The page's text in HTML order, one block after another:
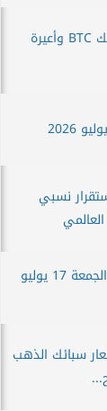
ملاذ ادخاري آمن.. أسعار سبائك BTC وأعيرة
نسبي
أسعار الذهب في مصر اليوم الجمعة 17 يوليو
سبائك الذهب